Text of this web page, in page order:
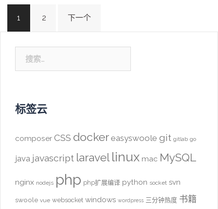
章
1 2 下一个
索：
标签云
composer CSS docker easyswoole git gitlab go
java javascript laravel linux mac MySQL
nginx nodejs php php扩展编译 python socket svn
swoole vue websocket windows wordpress 三分钟热度 书籍